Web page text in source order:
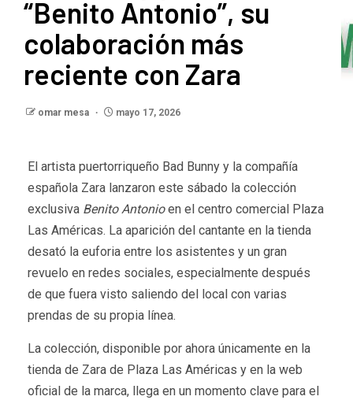
“Benito Antonio”, su
colaboración más
reciente con Zara
omar mesa mayo 17, 2026
El artista puertorriqueño Bad Bunny y la compañía
española Zara lanzaron este sábado la colección
exclusiva Benito Antonioen el centro comercial Plaza
Las Américas. La aparición del cantante en la tienda
desató la euforia entre los asistentes y un gran
revuelo en redes sociales, especialmente después
de que fuera visto saliendo del local con varias
prendas de su propia línea.
La colección, disponible por ahora únicamente en la
tienda de Zara de Plaza Las Américas y en la web
oficial de la marca, llega en un momento clave para el